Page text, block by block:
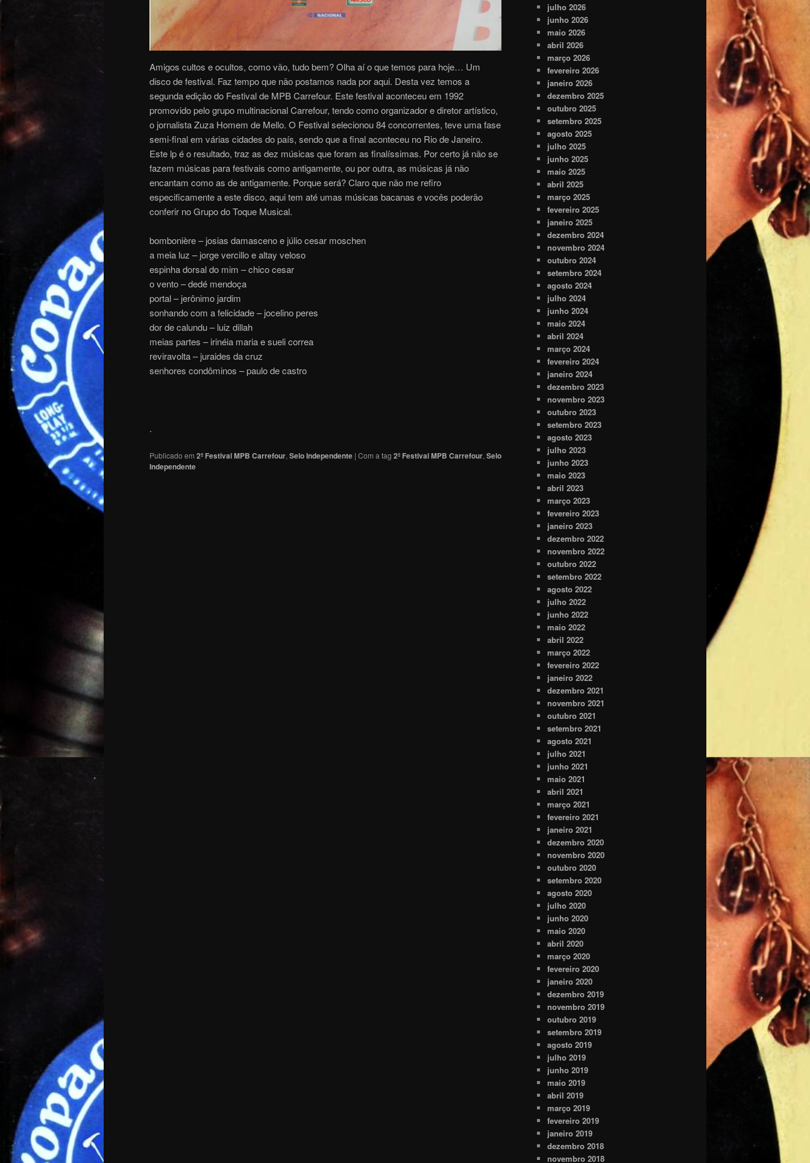
Amigos cultos e ocultos, como vão, tudo bem? Olha aí o que temos para hoje… Um
disco de festival. Faz tempo que não postamos nada por aqui. Desta vez temos a
segunda edição do Festival de MPB Carrefour. Este festival aconteceu em 1992
promovido pelo grupo multinacional Carrefour, tendo como organizador e diretor artístico,
o jornalista Zuza Homem de Mello. O Festival selecionou 84 concorrentes, teve uma fase
semi-final em várias cidades do país, sendo que a final aconteceu no Rio de Janeiro.
Este lp é o resultado, traz as dez músicas que foram as finalíssimas. Por certo já não se
fazem músicas para festivais como antigamente, ou por outra, as músicas já não
encantam como as de antigamente. Porque será? Claro que não me refiro
especificamente a este disco, aqui tem até umas músicas bacanas e vocês poderão
conferir no Grupo do Toque Musical.
bombonière – josias damasceno e júlio cesar moschen
a meia luz – jorge vercillo e altay veloso
espinha dorsal do mim – chico cesar
o vento – dedé mendoça
portal – jerônimo jardim
sonhando com a felicidade – jocelino peres
dor de calundu – luiz dillah
meias partes – irinéia maria e sueli correa
reviravolta – juraides da cruz
senhores condôminos – paulo de castro
.
Publicado em 2º Festival MPB Carrefour, Selo Independente | Com a tag 2º Festival MPB Carrefour, Selo
Independente
julho 2026
junho 2026
maio 2026
abril 2026
março 2026
fevereiro 2026
janeiro 2026
dezembro 2025
outubro 2025
setembro 2025
agosto 2025
julho 2025
junho 2025
maio 2025
abril 2025
março 2025
fevereiro 2025
janeiro 2025
dezembro 2024
novembro 2024
outubro 2024
setembro 2024
agosto 2024
julho 2024
junho 2024
maio 2024
abril 2024
março 2024
fevereiro 2024
janeiro 2024
dezembro 2023
novembro 2023
outubro 2023
setembro 2023
agosto 2023
julho 2023
junho 2023
maio 2023
abril 2023
março 2023
fevereiro 2023
janeiro 2023
dezembro 2022
novembro 2022
outubro 2022
setembro 2022
agosto 2022
julho 2022
junho 2022
maio 2022
abril 2022
março 2022
fevereiro 2022
janeiro 2022
dezembro 2021
novembro 2021
outubro 2021
setembro 2021
agosto 2021
julho 2021
junho 2021
maio 2021
abril 2021
março 2021
fevereiro 2021
janeiro 2021
dezembro 2020
novembro 2020
outubro 2020
setembro 2020
agosto 2020
julho 2020
junho 2020
maio 2020
abril 2020
março 2020
fevereiro 2020
janeiro 2020
dezembro 2019
novembro 2019
outubro 2019
setembro 2019
agosto 2019
julho 2019
junho 2019
maio 2019
abril 2019
março 2019
fevereiro 2019
janeiro 2019
dezembro 2018
novembro 2018